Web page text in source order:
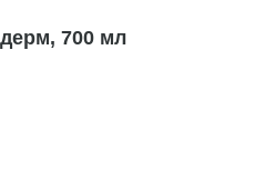
700 мл